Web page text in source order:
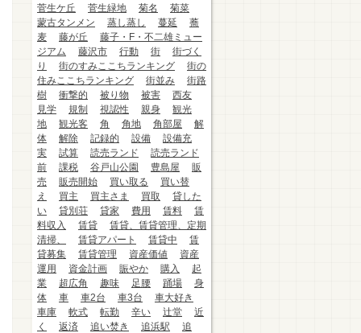
菅生ケ丘
菅生緑地 菊名
菊菜
蒙古タンメン
蒸し蒸し 蔓延
蕎
麦
藤が丘
藤子・F・不二雄ミュー
ジアム
藤沢市 行動 街
街づく
り
街のすみここちランキング
街の
住みここちランキング
街並み
街路
樹
衝撃的 被り物 被害
西友
見学
規制 視認性 親身
観光
地
観光客 角 角地 角部屋
解
体
解除 記録的 設備
設備充
実
試算 読売ランド
読売ランド
前
課税 谷戸山公園 豊島屋
販
売
販売開始 買い取る
買い替
え
買主 買主さま 買取
貸した
い
貸別荘 貸家 費用 賃料
賃
料収入
賃貸
賃貸、賃貸管理、定期
清掃、
賃貸アパート 賃貸中
賃
貸募集
賃貸管理 資産価値
資産
運用
資金計画 賑やか 購入
起
業
超広角 趣味 足腰 踊場
身
体
車 車2台 車3台
車大好き
車庫
軟式 転勤 辛い 辻堂
近
く
返済 追い焚き 追浜駅
追